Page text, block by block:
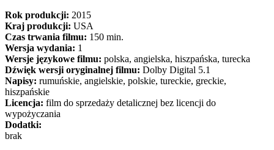
Rok produkcji: 2015
Kraj produkcji: USA
Czas trwania filmu: 150 min.
Wersja wydania: 1
Wersje językowe filmu: polska, angielska, hiszpańska, turecka
Dźwięk wersji oryginalnej filmu: Dolby Digital 5.1
Napisy: rumuńskie, angielskie, polskie, tureckie, greckie,
hiszpańskie
Licencja: film do sprzedaży detalicznej bez licencji do
wypożyczania
Dodatki:
brak